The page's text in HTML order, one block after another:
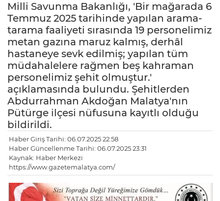
Milli Savunma Bakanlığı, 'Bir mağarada 6
Temmuz 2025 tarihinde yapılan arama-
tarama faaliyeti sırasında 19 personelimiz
metan gazına maruz kalmış, derhâl
hastaneye sevk edilmiş; yapılan tüm
müdahalelere rağmen beş kahraman
personelimiz şehit olmuştur.'
açıklamasında bulundu. Şehitlerden
Abdurrahman Akdoğan Malatya'nın
Pütürge ilçesi nüfusuna kayıtlı olduğu
bildirildi.
Haber Giriş Tarihi: 06.07.2025 22:58
Haber Güncellenme Tarihi: 06.07.2025 23:31
Kaynak: Haber Merkezi
https://www.gazetemalatya.com/